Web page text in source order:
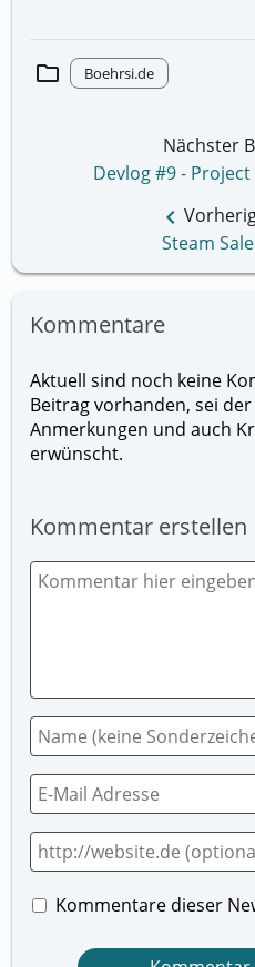
folder Boehrsi.de
keyboard_arrow_left
Steam
Nächster
Devlog #9 -
Kommentare
Aktuell sind noch keine
Beitrag vorhanden, sei
Anmerkungen und auch
erwünscht.
Kommentar erstellen
Kommentare dieser